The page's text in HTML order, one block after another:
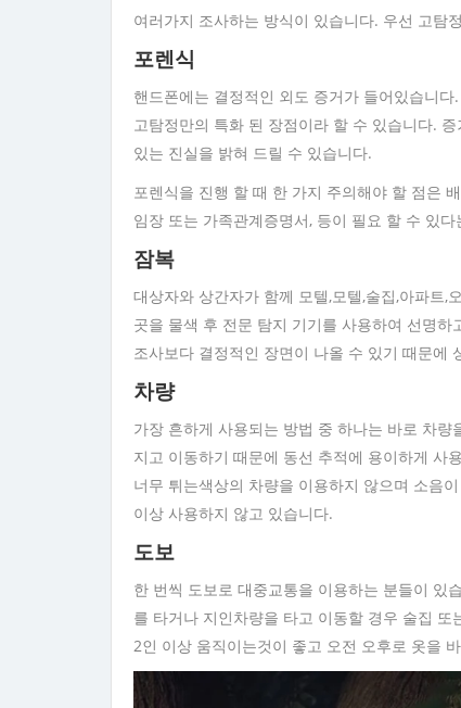
여러가지 조사하는 방식이 있습니다. 우선 고탐
포렌식
핸드폰에는 결정적인 외도 증거가 들어있습니
고탐정만의 특화 된 장점이라 할 수 있습니다.
있는 진실을 밝혀 드릴 수 있습니다.
포렌식을 진행 할 때 한 가지 주의해야 할 점은
임장 또는 가족관계증명서, 등이 필요 할 수 있
잠복
대상자와 상간자가 함께 모텔,모텔,술집,아파트
곳을 물색 후 전문 탐지 기기를 사용하여 선명
조사보다 결정적인 장면이 나올 수 있기 때문에
차량
가장 흔하게 사용되는 방법 중 하나는 바로 차
지고 이동하기 때문에 동선 추적에 용이하게 사
너무 튀는색상의 차량을 이용하지 않으며 소음
이상 사용하지 않고 있습니다.
도보
한 번씩 도보로 대중교통을 이용하는 분들이 있
를 타거나 지인차량을 타고 이동할 경우 술집
2인 이상 움직이는것이 좋고 오전 오후로 옷을